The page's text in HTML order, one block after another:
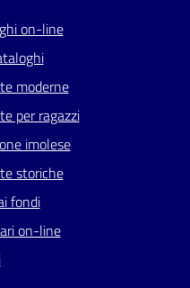
on-line
moderne
per ragazzi
imolese
storiche
fondi
on-line